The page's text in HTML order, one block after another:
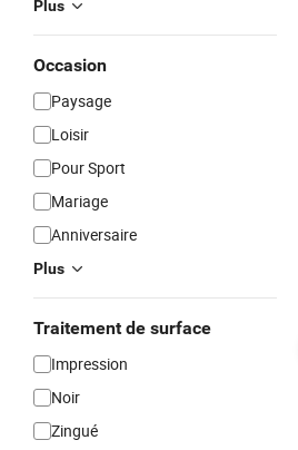
Plus
Occasion
Paysage
Loisir
Pour Sport
Mariage
Anniversaire
Plus
Traitement de surface
Impression
Noir
Zingué